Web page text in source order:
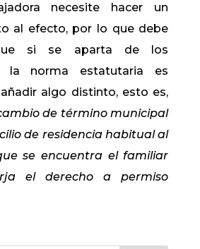
necesite hacer un
al efecto, por lo que debe
si se aparta de los
la norma estatutaria es
algo distinto, esto es,
de término municipal
de residencia habitual al
se encuentra el familiar
el derecho a permiso